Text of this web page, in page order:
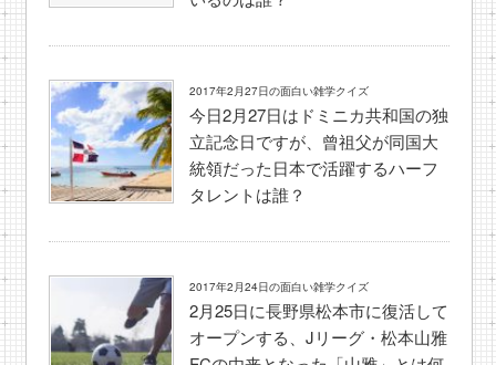
2017年2月27日の面白い雑学クイズ
今日2月27日はドミニカ共和国の独
立記念日ですが、曾祖父が同国大
統領だった日本で活躍するハーフ
タレントは誰？
2017年2月24日の面白い雑学クイズ
2月25日に長野県松本市に復活して
オープンする、Jリーグ・松本山雅